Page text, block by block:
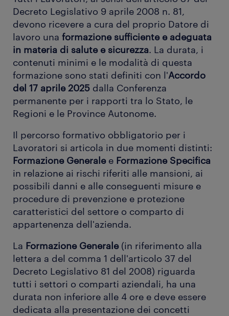
Decreto Legislativo 9 aprile 2008 n. 81,
devono ricevere a cura del proprio Datore di
lavoro una formazione sufficiente e adeguata
in materia di salute e sicurezza. La durata, i
contenuti minimi e le modalità di questa
formazione sono stati definiti con l'Accordo
del 17 aprile 2025 dalla Conferenza
permanente per i rapporti tra lo Stato, le
Regioni e le Province Autonome.
Il percorso formativo obbligatorio per i
Lavoratori si articola in due momenti distinti:
Formazione Generalee Formazione Specifica
in relazione ai rischi riferiti alle mansioni, ai
possibili danni e alle conseguenti misure e
procedure di prevenzione e protezione
caratteristici del settore o comparto di
appartenenza dell'azienda.
La Formazione Generale(in riferimento alla
lettera a del comma 1 dell'articolo 37 del
Decreto Legislativo 81 del 2008) riguarda
tutti i settori o comparti aziendali, ha una
durata non inferiore alle 4 ore e deve essere
dedicata alla presentazione dei concetti